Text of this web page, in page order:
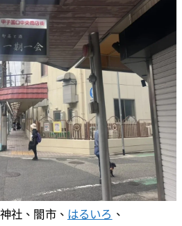
社、闇市、 はるいろ 、